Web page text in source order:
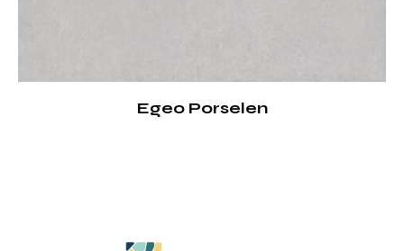
Egeo Porselen